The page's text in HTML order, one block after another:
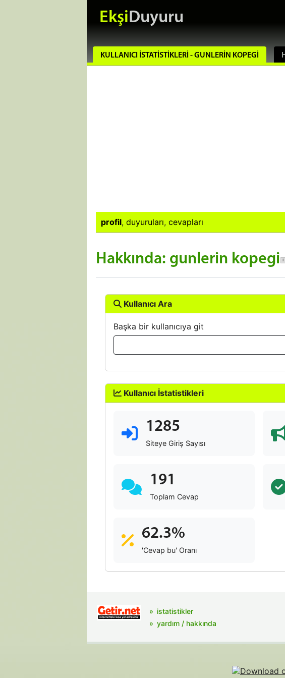
EkşiDuyuru
KULLANICI İSTATISTIKLERI - GUNLERIN KOPEGI
profil, duyuruları, cevapları
Hakkında: gunlerin kopegi
Kullanıcı Ara
Başka bir kullanıcıya git
Kullanıcı İstatistikleri
1285
Siteye Giriş Sayısı
191
Toplam Cevap
62.3%
'Cevap bu' Oranı
istatistikler
yardım / hakkında